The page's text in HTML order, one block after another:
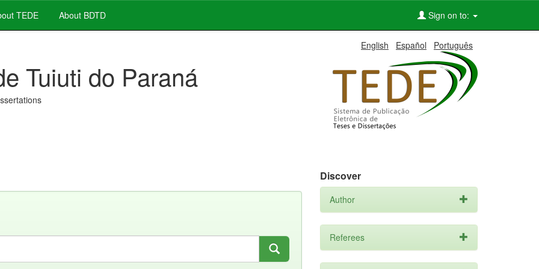
TEDE About BDTD Sign on to:
English Español Português
Tuiuti do Paraná
Discover
Author
Referees